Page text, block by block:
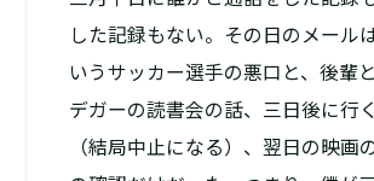
した記録もない。その日のメール
いうサッカー選手の悪口と、後輩
デガーの読書会の話、三日後に行
（結局中止になる）、翌日の映画